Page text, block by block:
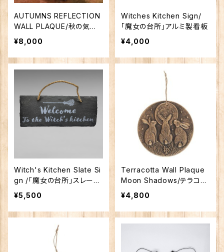
AUTUMNS REFLECTION
WALL PLAQUE/秋の気配
のオークキングの壁飾り
¥8,000
Witches Kitchen Sign/
「魔女の台所」アルミ製看板
¥4,000
Witch's Kitchen Slate Si
gn /「魔女の台所」スレート
看板
¥5,500
Terracotta Wall Plaque
Moon Shadows/テラコッ
タ壁飾り 月影
¥4,800